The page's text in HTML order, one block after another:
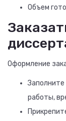
Объем
Оформление
Заполните
работы,